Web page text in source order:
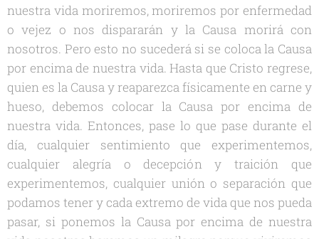
nuestra vida moriremos, moriremos por enfermedad
o vejez o nos dispararán y la Causa morirá con
nosotros. Pero esto no sucederá si se coloca la Causa
por encima de nuestra vida. Hasta que Cristo regrese,
quien es la Causa y reaparezca físicamente en carne y
hueso, debemos colocar la Causa por encima de
nuestra vida. Entonces, pase lo que pase durante el
día, cualquier sentimiento que experimentemos,
cualquier alegría o decepción y traición que
experimentemos, cualquier unión o separación que
podamos tener y cada extremo de vida que nos pueda
pasar, si ponemos la Causa por encima de nuestra